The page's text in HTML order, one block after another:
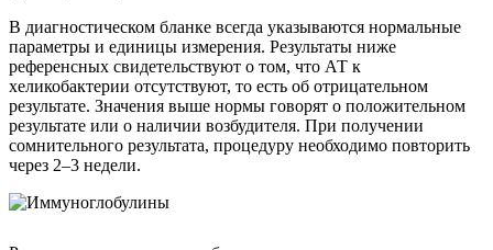
В диагностическом бланке всегда указываются нормальные
параметры и единицы измерения. Результаты ниже
референсных свидетельствуют о том, что АТ к
хеликобактерии отсутствуют, то есть об отрицательном
результате. Значения выше нормы говорят о положительном
результате или о наличии возбудителя. При получении
сомнительного результата, процедуру необходимо повторить
через 2–3 недели.